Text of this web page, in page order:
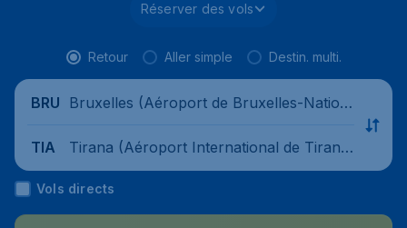
Réserver des vols
Retour Aller simple Destin. multi.
BRU Bruxelles (Aéroport de Bruxelles-Nation
TIA
Tirana (Aéroport International de Tirana
-Mère-Teresa), Albanie
Vols directs